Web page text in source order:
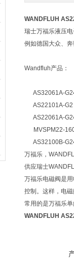
WANDFLUH
瑞士万福乐液压
例如德国大众、
Wandfluh产品
AS32061A-
AS22101A-G2
AS22061A-
MVSPM22-
AS32100B-
万福乐，
供应瑞士
万福乐电磁阀是
控制。这样，电
常用的是万福乐
WANDFLUH